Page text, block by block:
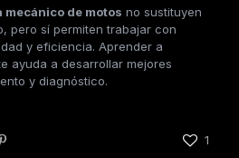
de motos no sustituyen
pero sí permiten trabajar con
y eficiencia. Aprender a
ayuda a desarrollar mejores
y diagnóstico.
1